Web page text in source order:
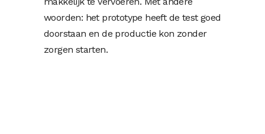
woorden: het prototype heeft de test goed
doorstaan en de productie kon zonder
zorgen starten.